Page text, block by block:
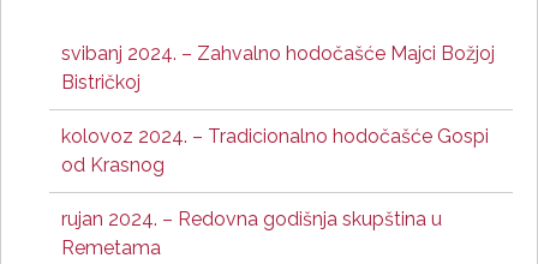
svibanj 2024. – Zahvalno hodočašće Majci Božjoj
Bistričkoj
kolovoz 2024. – Tradicionalno hodočašće Gospi
od Krasnog
rujan 2024. – Redovna godišnja skupština u
Remetama